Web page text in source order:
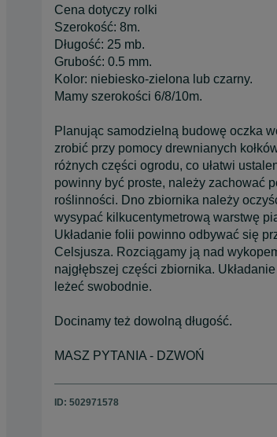
Cena dotyczy rolki
Szerokość: 8m.
Długość: 25 mb.
Grubość: 0.5 mm.
Kolor: niebiesko-zielona lub czarny.
Mamy szerokości 6/8/10m.
Planując samodzielną budowę oczka
zrobić przy pomocy drewnianych
różnych części ogrodu, co ułatwi
powinny być proste, należy zachować
roślinności. Dno zbiornika należy
wysypać kilkucentymetrową warstwę
Układanie folii powinno odbywać się
Celsjusza. Rozciągamy ją nad
najgłębszej części zbiornika.
leżeć swobodnie.
Docinamy też dowolną długość.
MASZ PYTANIA - DZWOŃ
ID: 502971578